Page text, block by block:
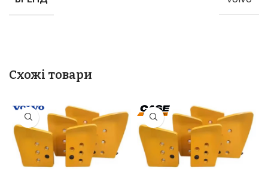
Схожі товари